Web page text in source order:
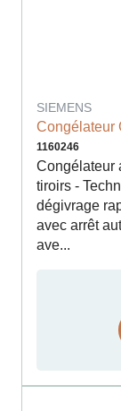
SIEMENS
Congélateur
1160246
Congélateur
tiroirs -
dégivrage
avec arrêt
ave...